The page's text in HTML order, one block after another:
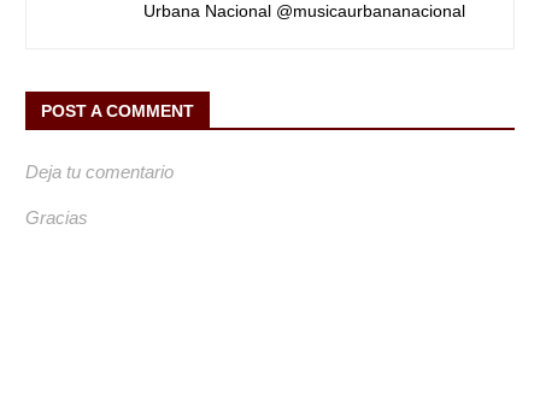
Urbana Nacional @musicaurbananacional
POST A COMMENT
Deja tu comentario
Gracias